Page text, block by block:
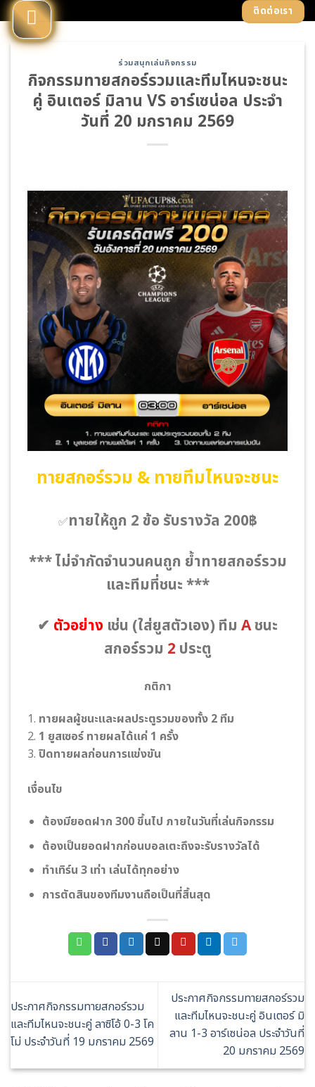
Skip
to
content
ติดต่อเรา
ร่วมสนุกเล่นกิจกรรม
กิจกรรมทายสกอร์รวมและทีมไหนจะชนะ
คู่ อินเตอร์ มิลาน VS อาร์เซน่อล ประจำ
วันที่ 20 มกราคม 2569
ทายสกอร์รวม & ทายทีมไหนจะชนะ
✅ทายให้ถูก 2 ข้อ รับรางวัล 200฿
*** ไม่จำกัดจำนวนคนถูก ย้ำทายสกอร์รวม
และทีมที่ชนะ ***
✔ ตัวอย่าง เช่น (ใส่ยูสตัวเอง) ทีม Aชนะ
สกอร์รวม 2 ประตู
กติกา
1. ทายผลผู้ชนะและผลประตูรวมของทั้ง 2 ทีม
2. 1 ยูสเซอร์ ทายผลได้แค่ 1 ครั้ง
3. ปิดทายผลก่อนการแข่งขัน
เงื่อนไข
ต้องมียอดฝาก 300 ขึ้นไป ภายในวันที่เล่นกิจกรรม
ต้องเป็นยอดฝากก่อนบอลเตะถึงจะรับรางวัลได้
ทําเทิร์น 3 เท่า เล่นได้ทุกอย่าง
การตัดสินของทีมงานถือเป็นที่สิ้นสุด
ประกาศกิจกรรมทายสกอร์รวม
และทีมไหนจะชนะคู่ ลาซิโอ้ 0-3 โค
โม่ ประจำวันที่ 19 มกราคม 2569
ประกาศกิจกรรมทายสกอร์รวม
และทีมไหนจะชนะคู่ อินเตอร์ มิ
ลาน 1-3 อาร์เซน่อล ประจำวันที่
20 มกราคม 2569